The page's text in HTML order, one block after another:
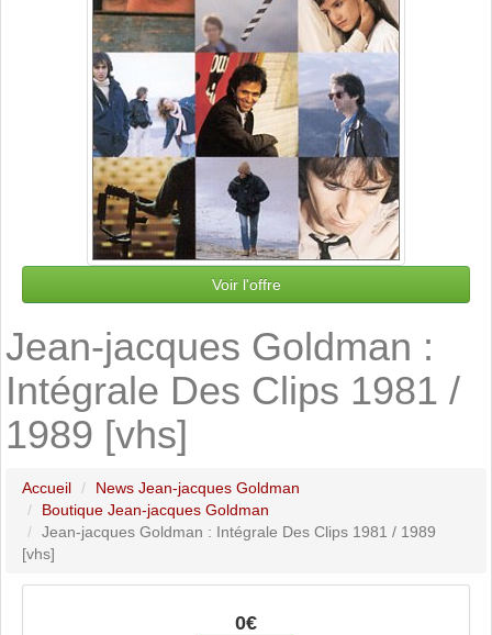
Voir l'offre
Jean-jacques Goldman :
Intégrale Des Clips 1981 /
1989 [vhs]
Accueil
News Jean-jacques Goldman
Boutique Jean-jacques Goldman
Jean-jacques Goldman : Intégrale Des Clips 1981 / 1989
[vhs]
0€